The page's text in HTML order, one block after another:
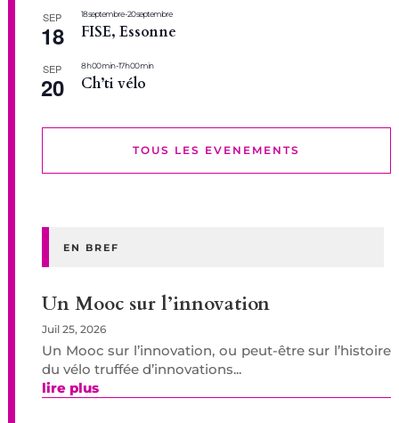
SEP
18
18 septembre-20 septembre
FISE, Essonne
SEP
20
8 h 00 min-17 h 00 min
Ch’ti vélo
TOUS LES EVENEMENTS
EN BREF
Un Mooc sur l’innovation
Juil 25, 2026
Un Mooc sur l’innovation, ou peut-être sur l’histoire
du vélo truffée d’innovations...
lire plus